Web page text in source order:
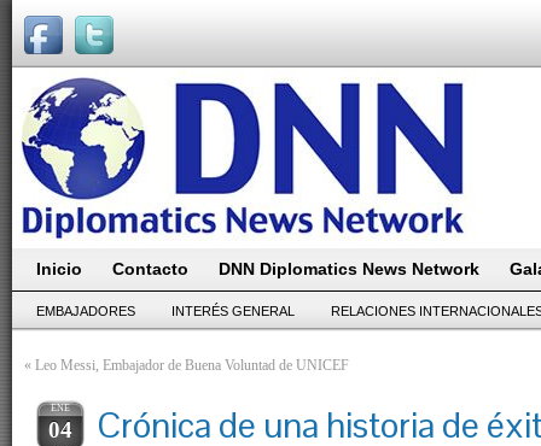
Inicio Contacto DNN Diplomatics News Network
EMBAJADORES INTERÉS GENERAL RELACIONES
« Leo Messi, Embajador de Buena Voluntad de UNICEF
ENE
04
Crónica de una historia de